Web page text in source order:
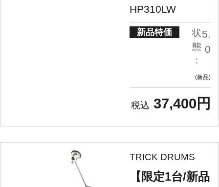
HP310LW
新品特価
状
態
：
5.
0
新品
37,400円
TRICK DRUMS
【限定1台/新品